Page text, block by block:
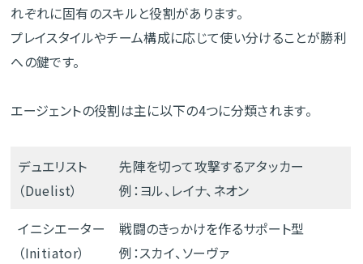
れぞれに固有のスキルと役割があります。
プレイスタイルやチーム構成に応じて使い分けることが勝利
への鍵です。
エージェントの役割は主に以下の4つに分類されます。
デュエリスト
（Duelist）
先陣を切って攻撃するアタッカー
例：ヨル、レイナ、ネオン
イニシエーター
（Initiator）
戦闘のきっかけを作るサポート型
例：スカイ、ソーヴァ